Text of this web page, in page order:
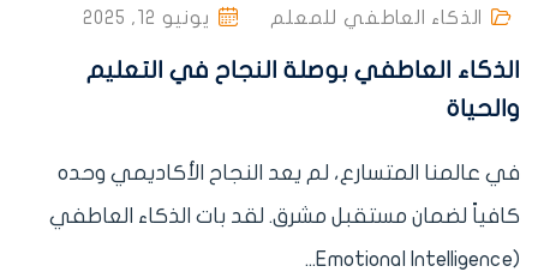
الذكاء العاطفي للمعلم يونيو 12, 2025
الذكاء العاطفي بوصلة النجاح في التعليم
والحياة
في عالمنا المتسارع، لم يعد النجاح الأكاديمي وحده
كافياً لضمان مستقبل مشرق. لقد بات الذكاء العاطفي
(Emotional Intelligence...